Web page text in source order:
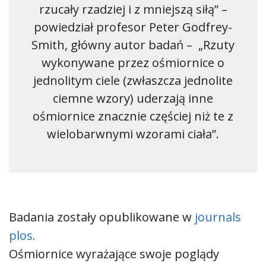
rzucały rzadziej i z mniejszą siłą” –
powiedział profesor Peter Godfrey-
Smith, główny autor badań – „Rzuty
wykonywane przez ośmiornice o
jednolitym ciele (zwłaszcza jednolite
ciemne wzory) uderzają inne
ośmiornice znacznie częściej niż te z
wielobarwnymi wzorami ciała”.
Badania zostały opublikowane w journals
plos.
Ośmiornice wyrażające swoje poglądy